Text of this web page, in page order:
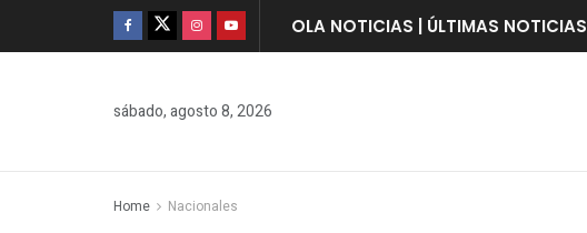
OLA NOTICIAS | ÚLTIMAS NOTICIAS
sábado, agosto 8, 2026
Home Nacionales